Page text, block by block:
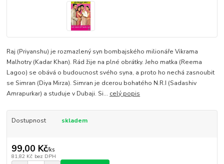
Raj (Priyanshu) je rozmazlený syn bombajského milionáře Vikrama
Malhotry (Kadar Khan). Rád žije na plné obrátky. Jeho matka (Reema
Lagoo) se obává o budoucnost svého syna, a proto ho nechá zasnoubit
se Simran (Diya Mirza). Simran je dcerou bohatého N.R.I (Sadashiv
Amrapurkar) a studuje v Dubaji. Si... celý popis
Dostupnost skladem
99,00 Kč/ks
81,82 Kč bez DPH